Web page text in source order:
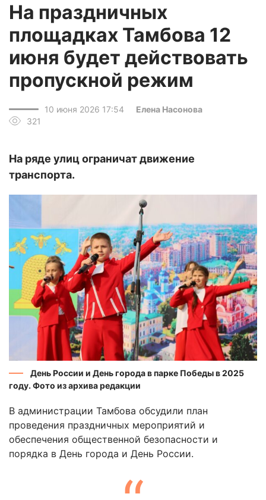
На праздничных
площадках Тамбова 12
июня будет действовать
пропускной режим
10 июня 2026 17:54
Елена Насонова
321
На ряде улиц ограничат движение
транспорта.
День России и День города в парке Победы в 2025
году. Фото из архива редакции
В администрации Тамбова обсудили план
проведения праздничных мероприятий и
обеспечения общественной безопасности и
порядка в День города и День России.